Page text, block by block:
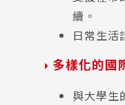
續。
日常生活
多樣化的國
與大學生